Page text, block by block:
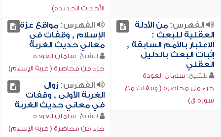
الأحداث الجديدة)
الفهرس:من الأدلة
العقلية للبعث :
الاعتبار بالأمم السابقة ,
إثبات البعث بالدليل
العقلي
للشيخ: سلمان العودة
جزء من محاضرة ( وقفات مع
سورة ق)
الفهرس:مواقع عزة
الإسلام , وقفات في
معاني حديث الغربة
للشيخ: سلمان العودة
جزء من محاضرة ( غربة الإسلام)
الفهرس:زوال
الغربة الأولى , وقفات
في معاني حديث الغربة
للشيخ: سلمان العودة
جزء من محاضرة ( غربة الإسلام)